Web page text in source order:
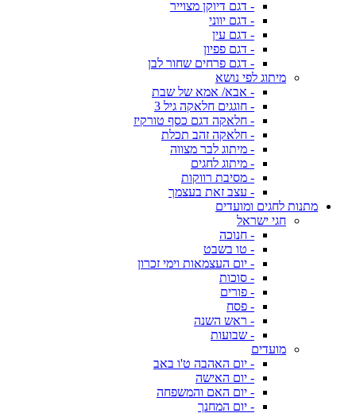
- דגם דיוקן מצוייר
- דגם יווני
- דגם עין
- דגם פפיון
- דגם פרחים שחור לבן
מיתוג לפי נושא
- אבא/ אמא של שבת
- חוגגים חלאקה גיל 3
- חלאקה דגם כסף טורקיז
- חלאקה זהב תכלת
- מיתוג לבר מצווה
- מיתוג לחגים
- מסיבת רווקות
- עצב זאת בעצמך
מתנות לחגים ומועדים
חגי ישראל
- חנוכה
- טו בשבט
- יום העצמאות וימי זכרון
- סוכות
- פורים
- פסח
- ראש השנה
- שבועות
מועדים
- יום האהבה ט'ו באב
- יום האישה
- יום האם והמשפחה
- יום המחנך